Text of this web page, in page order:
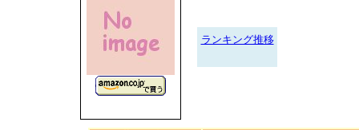
ランキング推移